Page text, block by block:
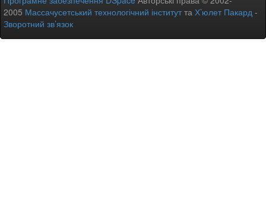
2005 Массачусетський технологічний інститутта Х’юлет Пакард -
Зворотний зв’язок